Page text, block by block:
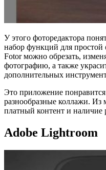
У этого фоторедактора
набор функций для
Fotor можно обрезать,
фотографию, а также
дополнительных
Это приложение
разнообразные коллажи. Из
платный контент и наличие
Adobe Lightroom